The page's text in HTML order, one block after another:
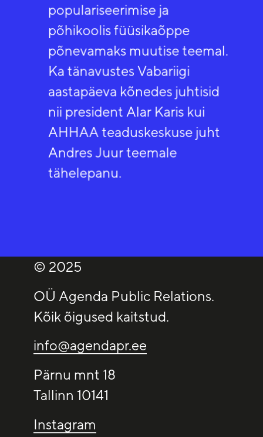
populariseerimise ja
põhikoolis füüsikaõppe
põnevamaks muutise teemal.
Ka tänavustes Vabariigi
aastapäeva kõnedes juhtisid
nii president Alar Karis kui
AHHAA teaduskeskuse juht
Andres Juur teemale
tähelepanu.​
© 2025
OÜ Agenda Public Relations.
Kõik õigused kaitstud.
info@agendapr.ee
Pärnu mnt 18
Tallinn 10141
Instagram